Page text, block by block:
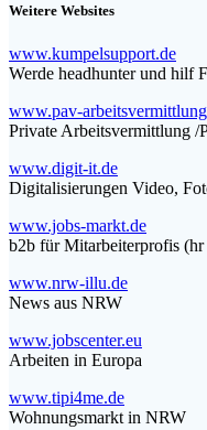
Weitere Websites
www.kumpelsupport.de
Werde headhunter und hilf
www.pav-
Private Arbeitsvermittlung /
www.digit-it.de
Digitalisierungen Video,
www.jobs-markt.de
b2b für Mitarbeiterprofis (hr
www.nrw-illu.de
News aus NRW
www.jobscenter.eu
Arbeiten in Europa
www.tipi4me.de
Wohnungsmarkt in NRW